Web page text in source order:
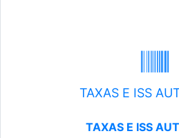
TAXAS E ISS
TAXAS E ISS